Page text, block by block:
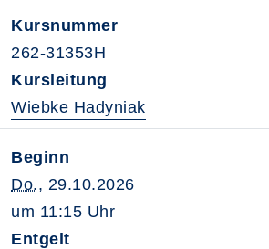
Kursnummer
262-31353H
Kursleitung
Wiebke Hadyniak
Beginn
Do., 29.10.2026
um 11:15 Uhr
Entgelt